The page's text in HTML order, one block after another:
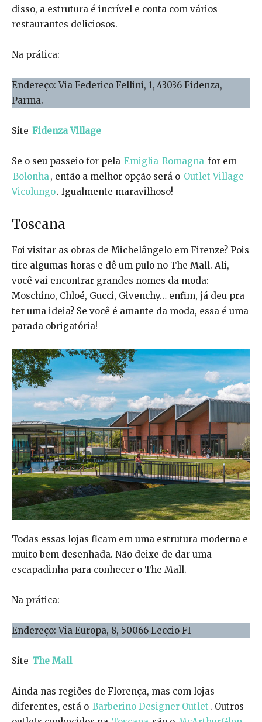
disso, a estrutura é incrível e conta com vários
restaurantes deliciosos.
Na prática:
Endereço: Via Federico Fellini, 1, 43036 Fidenza,
Parma.
Site Fidenza Village
Se o seu passeio for pela Emiglia-Romagna for em
Bolonha , então a melhor opção será o Outlet Village
Vicolungo. Igualmente maravilhoso!
Toscana
Foi visitar as obras de Michelângelo em Firenze? Pois
tire algumas horas e dê um pulo no The Mall. Ali,
você vai encontrar grandes nomes da moda:
Moschino, Chloé, Gucci, Givenchy… enfim, já deu pra
ter uma ideia? Se você é amante da moda, essa é uma
parada obrigatória!
Todas essas lojas ficam em uma estrutura moderna e
muito bem desenhada. Não deixe de dar uma
escapadinha para conhecer o The Mall.
Na prática:
Endereço: Via Europa, 8, 50066 Leccio FI
Site The Mall
Ainda nas regiões de Florença, mas com lojas
diferentes, está o Barberino Designer Outlet . Outros